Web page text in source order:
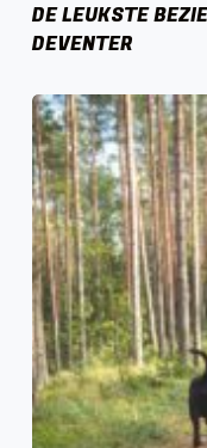
DE LEUKSTE
DEVENTER